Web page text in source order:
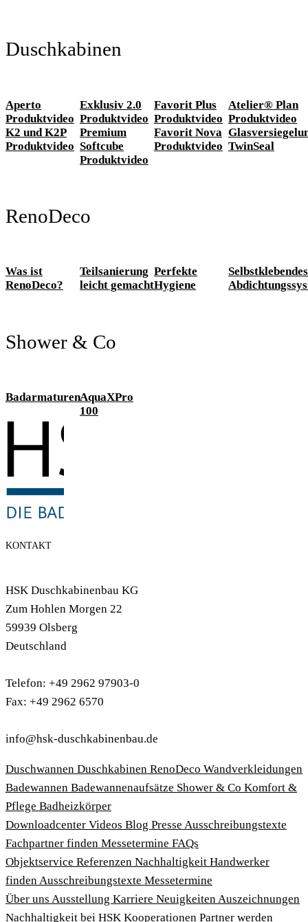
Duschkabinen
Aperto
Produktvideo
Exklusiv 2.0
Produktvideo
Favorit Plus
Produktvideo
Atelier® Plan
Produktvideo
K2 und K2P
Produktvideo
Premium
Softcube
Produktvideo
Favorit Nova
Produktvideo TwinSeal
RenoDeco
Was ist
RenoDeco?
Teilsanierung
leicht gemacht
Perfekte
Hygiene
Selbstklebendes
Shower & Co
BadarmaturenAquaXPro
100
KONTAKT
HSK Duschkabinenbau KG
Zum Hohlen Morgen 22
59939 Olsberg
Deutschland
Telefon: +49 2962 97903-0
Fax: +49 2962 6570
info@hsk-duschkabinenbau.de
Duschwannen Duschkabinen RenoDeco Wandverkleidungen
Badewannen Badewannenaufsätze Shower & Co Komfort &
Pflege Badheizkörper
Download­center Videos Blog Presse Ausschreibungstexte
Fachpartner finden Messetermine FAQs
Objektservice Referenzen Nachhaltigkeit Handwerker
finden Ausschreibungstexte Messetermine
Über uns Ausstellung Karriere Neuigkeiten Auszeichnungen
Nachhaltigkeit bei HSK Kooperationen Partner werden